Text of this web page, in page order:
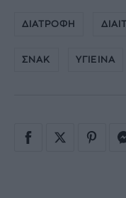
ΔΙΑΤΡΟΦΗ
ΣΝΑΚ ΥΓΙΕΙΝΑ